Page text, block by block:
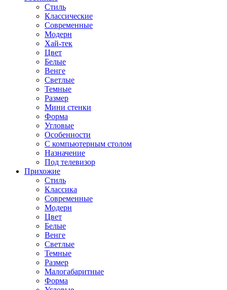
Стиль
Классические
Современные
Модерн
Хай-тек
Цвет
Белые
Венге
Светлые
Темные
Размер
Мини стенки
Форма
Угловые
Особенности
С компьютерным столом
Назначение
Под телевизор
Прихожие
Стиль
Классика
Современные
Модерн
Цвет
Белые
Венге
Светлые
Темные
Размер
Малогабаритные
Форма